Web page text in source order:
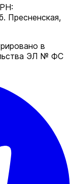
Пресненская,
в
ЭЛ № ФС